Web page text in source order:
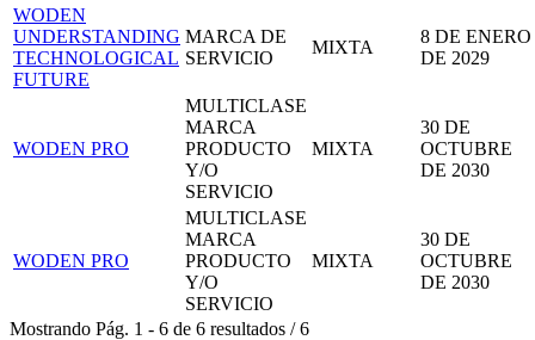
WODEN
UNDERSTANDING
TECHNOLOGICAL
FUTURE
MARCA DE
SERVICIO
MIXTA
8 DE ENERO
DE 2029
WODEN PRO
MULTICLASE
MARCA
PRODUCTO
Y/O
SERVICIO
MIXTA
30 DE
OCTUBRE
DE 2030
WODEN PRO
MULTICLASE
MARCA
PRODUCTO
Y/O
SERVICIO
MIXTA
30 DE
OCTUBRE
DE 2030
Mostrando Pág. 1 - 6 de 6 resultados /6